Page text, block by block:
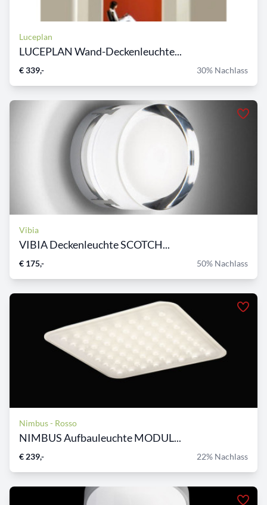
Luceplan
LUCEPLAN Wand-Deckenleuchte...
€ 339,- 30% Nachlass
Vibia
VIBIA Deckenleuchte SCOTCH...
€ 175,- 50% Nachlass
Nimbus - Rosso
NIMBUS Aufbauleuchte MODUL...
€ 239,- 22% Nachlass